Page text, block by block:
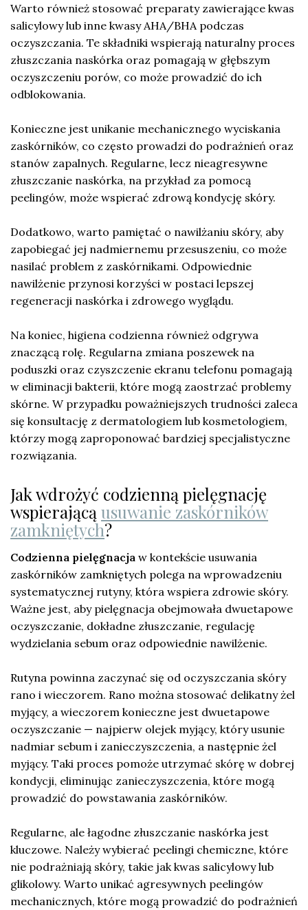
Warto również stosować preparaty zawierające kwas
salicylowy lub inne kwasy AHA/BHA podczas
oczyszczania. Te składniki wspierają naturalny proces
złuszczania naskórka oraz pomagają w głębszym
oczyszczeniu porów, co może prowadzić do ich
odblokowania.
Konieczne jest unikanie mechanicznego wyciskania
zaskórników, co często prowadzi do podrażnień oraz
stanów zapalnych. Regularne, lecz nieagresywne
złuszczanie naskórka, na przykład za pomocą
peelingów, może wspierać zdrową kondycję skóry.
Dodatkowo, warto pamiętać o nawilżaniu skóry, aby
zapobiegać jej nadmiernemu przesuszeniu, co może
nasilać problem z zaskórnikami. Odpowiednie
nawilżenie przynosi korzyści w postaci lepszej
regeneracji naskórka i zdrowego wyglądu.
Na koniec, higiena codzienna również odgrywa
znaczącą rolę. Regularna zmiana poszewek na
poduszki oraz czyszczenie ekranu telefonu pomagają
w eliminacji bakterii, które mogą zaostrzać problemy
skórne. W przypadku poważniejszych trudności zaleca
się konsultację z dermatologiem lub kosmetologiem,
którzy mogą zaproponować bardziej specjalistyczne
rozwiązania.
Jak wdrożyć codzienną pielęgnację
wspierającą usuwanie zaskórników
zamkniętych?
Codzienna pielęgnacja w kontekście usuwania
zaskórników zamkniętych polega na wprowadzeniu
systematycznej rutyny, która wspiera zdrowie skóry.
Ważne jest, aby pielęgnacja obejmowała dwuetapowe
oczyszczanie, dokładne złuszczanie, regulację
wydzielania sebum oraz odpowiednie nawilżenie.
Rutyna powinna zaczynać się od oczyszczania skóry
rano i wieczorem. Rano można stosować delikatny żel
myjący, a wieczorem konieczne jest dwuetapowe
oczyszczanie — najpierw olejek myjący, który usunie
nadmiar sebum i zanieczyszczenia, a następnie żel
myjący. Taki proces pomoże utrzymać skórę w dobrej
kondycji, eliminując zanieczyszczenia, które mogą
prowadzić do powstawania zaskórników.
Regularne, ale łagodne złuszczanie naskórka jest
kluczowe. Należy wybierać peelingi chemiczne, które
nie podrażniają skóry, takie jak kwas salicylowy lub
glikolowy. Warto unikać agresywnych peelingów
mechanicznych, które mogą prowadzić do podrażnień